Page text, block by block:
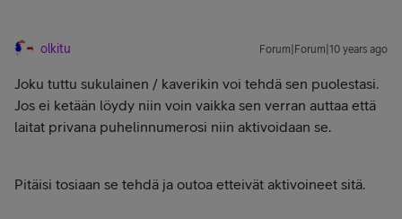
olkitu Forum|Forum|10 years ago
Joku tuttu sukulainen / kaverikin voi tehdä sen puolestasi.
Jos ei ketään löydy niin voin vaikka sen verran auttaa että
laitat privana puhelinnumerosi niin aktivoidaan se.
Pitäisi tosiaan se tehdä ja outoa etteivät aktivoineet sitä.